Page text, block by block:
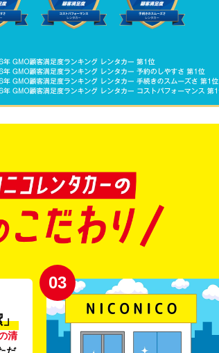
登録から4年未満の
新しい車がいっぱい♪
登録から4年未満の新しいクルマ